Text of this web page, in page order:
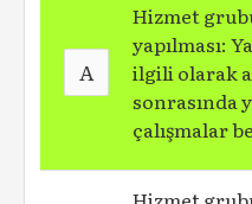
A
Hizmet
yapılması:
ilgili olarak
sonrasında
çalışmalar